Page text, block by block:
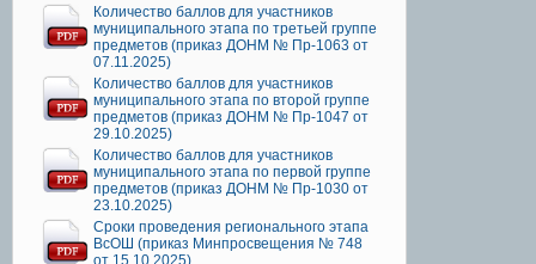
Количество баллов для участников
муниципального этапа по третьей группе
предметов (приказ ДОНМ № Пр-1063 от
07.11.2025)
Количество баллов для участников
муниципального этапа по второй группе
предметов (приказ ДОНМ № Пр-1047 от
29.10.2025)
Количество баллов для участников
муниципального этапа по первой группе
предметов (приказ ДОНМ № Пр-1030 от
23.10.2025)
Сроки проведения регионального этапа
ВсОШ (приказ Минпросвещения № 748
от 15.10.2025)